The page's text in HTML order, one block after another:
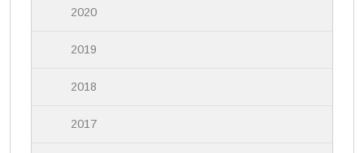
2020
2019
2018
2017